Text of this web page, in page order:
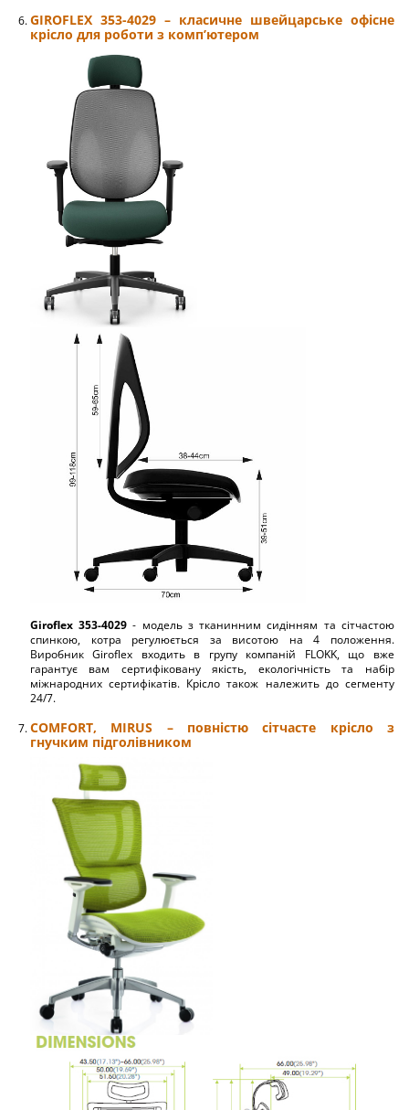
GIROFLEX 353-4029 – класичне швейцарське офісне
крісло для роботи з комп’ютером
Giroflex 353-4029 - модель з тканинним сидінням та сітчастою
спинкою, котра регулюється за висотою на 4 положення.
Виробник Giroflex входить в групу компаній FLOKK, що вже
гарантує вам сертифіковану якість, екологічність та набір
міжнародних сертифікатів. Крісло також належить до сегменту
24/7.
COMFORT, MIRUS – повністю сітчасте крісло з
гнучким підголівником